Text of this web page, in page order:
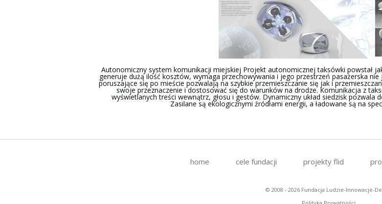
Autonomiczny system komunikacji miejskiej Projekt autonomicznej taksówki powstał
generuje dużą ilość kosztów, wymaga przechowywania i jego przestrzeń pasażerska
poruszające się po mieście pozwalają na szybkie przemieszczanie się jak i
swoje przeznaczenie i dostosować się do warunków na drodze. Komunikacja z
wyświetlanych treści wewnątrz, głosu i gestów. Dynamiczny układ siedzisk
Zasilane są ekologicznymi źródłami energii, a ładowane są na
home cele fundacji projekty flid
© 2008 - 2026 Fundacja Ludzie-Innowacje-
Polityka Prywatności